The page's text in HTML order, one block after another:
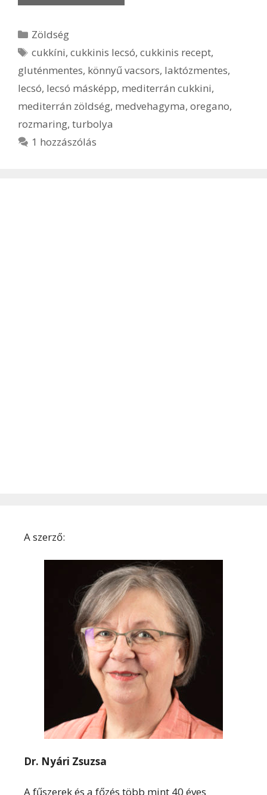
Kategória
Zöldség
Címkék
cukkíni,cukkinis lecsó,cukkinis recept,
gluténmentes, könnyű vacsors, laktózmentes,
lecsó, lecsó másképp, mediterrán cukkini,
mediterrán zöldség, medvehagyma, oregano,
rozmaring, turbolya
1 hozzászólás
A szerző:
Dr. Nyári Zsuzsa
A fűszerek és a főzés több mint 40 éves